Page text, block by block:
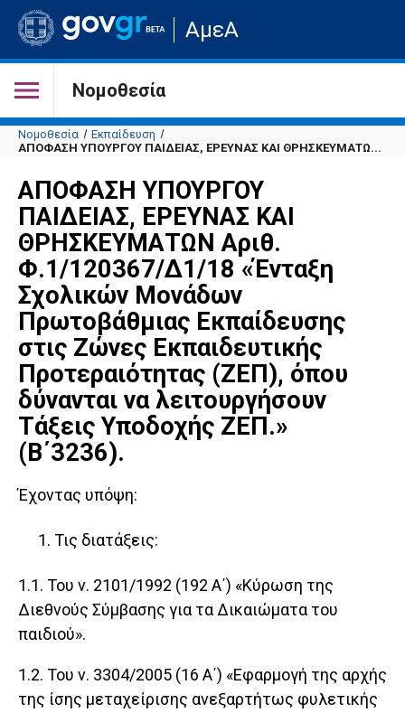
Μετάβαση
στην
σελίδα
του
ΑμεΑ
Νομοθεσία
Νομοθεσία
Εκπαίδευση
ΑΠΟΦΑΣΗ ΥΠΟΥΡΓΟΥ ΠΑΙΔΕΙΑΣ, ΕΡΕΥΝΑΣ ΚΑΙ ΘΡΗΣΚΕΥΜΑΤΩ...
ΑΠΟΦΑΣΗ ΥΠΟΥΡΓΟΥ
ΠΑΙΔΕΙΑΣ, ΕΡΕΥΝΑΣ ΚΑΙ
ΘΡΗΣΚΕΥΜΑΤΩΝ Αριθ.
Φ.1/120367/Δ1/18 «Ένταξη
Σχολικών Μονάδων
Πρωτοβάθμιας Εκπαίδευσης
στις Ζώνες Εκπαιδευτικής
Προτεραιότητας (ΖΕΠ), όπου
δύνανται να λειτουργήσουν
Τάξεις Υποδοχής ΖΕΠ.»
(Β΄3236).
Έχοντας υπόψη:
Τις διατάξεις:
1.1. Του ν. 2101/1992 (192 Α΄) «Κύρωση της
Διεθνούς Σύμβασης για τα Δικαιώματα του
παιδιού».
1.2. Του ν. 3304/2005 (16 Α΄) «Εφαρμογή της αρχής
της ίσης μεταχείρισης ανεξαρτήτως φυλετικής